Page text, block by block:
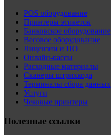
POS оборудование
Принтеры этикеток
Банковское оборудование
Весовое оборудование
Лицензии и ПО
Онлайн-кассы
Расходные материалы
Сканеры штрихкода
Терминалы сбора данных
Услуги
Чековые принтеры
Полезные ссылки